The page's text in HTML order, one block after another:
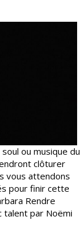
ou musique du
clôturer
vous attendons
pour finir cette
Rendre
talent par Noëmi